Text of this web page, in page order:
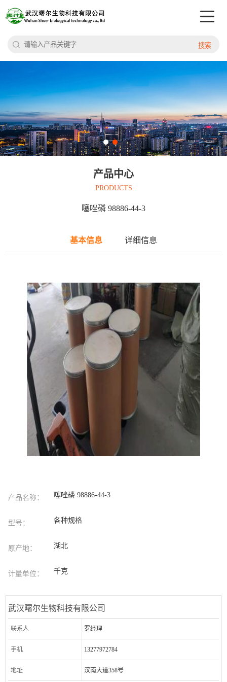
搜索
产品中心
PRODUCTS
噻唑磷 98886-44-3
基本信息 详细信息
产品名称： 噻唑磷 98886-44-3
型号： 各种规格
原产地： 湖北
计量单位： 千克
武汉曙尔生物科技有限公司
联系人 罗经理
手机 13277972784
地址 汉南大道358号